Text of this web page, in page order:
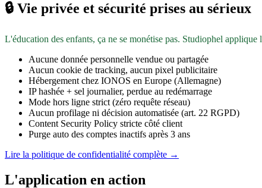
🔒 Vie privée et sécurité prises au sérieux
L'éducation des enfants, ça ne se monétise pas. Studiophel
Aucune donnée personnelle vendue ou partagée
Aucun cookie de tracking, aucun pixel publicitaire
Hébergement chez IONOS en Europe (Allemagne)
IP hashée + sel journalier, perdue au redémarrage
Mode hors ligne strict (zéro requête réseau)
Aucun profilage ni décision automatisée (art. 22 RGPD)
Content Security Policy stricte côté client
Purge auto des comptes inactifs après 3 ans
Lire la politique de confidentialité complète →
L'application en action